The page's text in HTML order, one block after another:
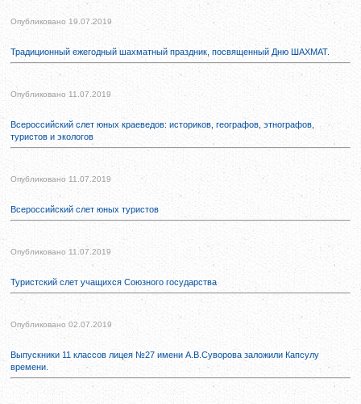
Опубликовано 19.07.2019
Традиционный ежегодный шахматный праздник, посвященный Дню ШАХМАТ.
Опубликовано 11.07.2019
Всероссийский слет юных краеведов: историков, географов, этнографов,
туристов и экологов
Опубликовано 11.07.2019
Всероссийский слет юных туристов
Опубликовано 11.07.2019
Туристский слет учащихся Союзного государства
Опубликовано 02.07.2019
Выпускники 11 классов лицея №27 имени А.В.Суворова заложили Капсулу
времени.